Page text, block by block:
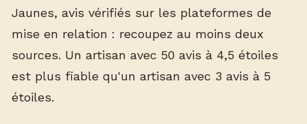
Jaunes, avis vérifiés sur les plateformes de
mise en relation : recoupez au moins deux
sources. Un artisan avec 50 avis à 4,5 étoiles
est plus fiable qu'un artisan avec 3 avis à 5
étoiles.